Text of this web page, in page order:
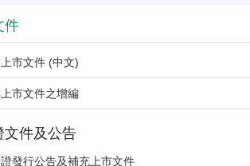
件
市文件 (中文)
市文件之增編
文件及公告
發行公告及補充上市文件